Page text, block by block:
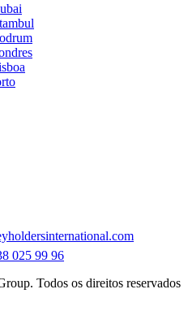
025 99 96
Todos os direitos reservados